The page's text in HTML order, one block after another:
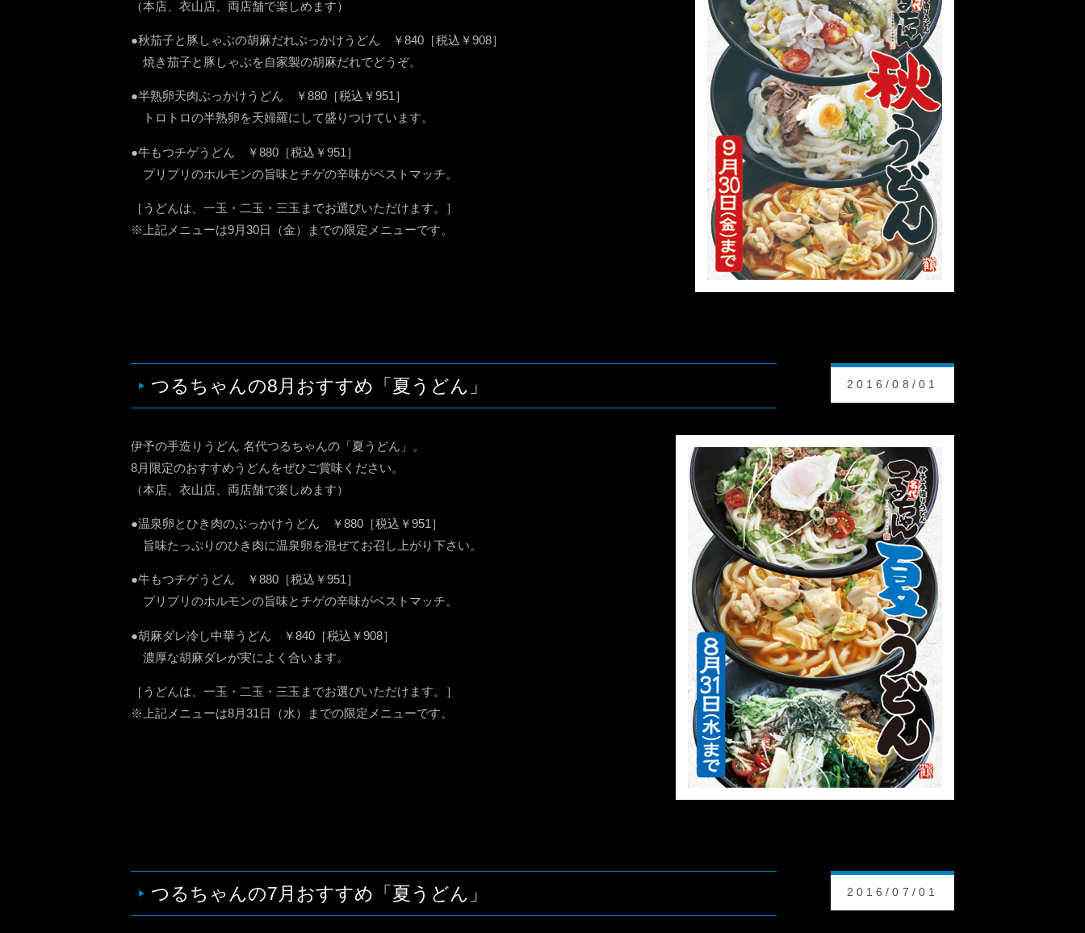
（本店、衣山店、両店舗で楽しめます）
●秋茄子と豚しゃぶの胡麻だれぶっかけうどん ￥840［税込￥908］
焼き茄子と豚しゃぶを自家製の胡麻だれでどうぞ。
●半熟卵天肉ぶっかけうどん ￥880［税込￥951］
トロトロの半熟卵を天婦羅にして盛りつけています。
●牛もつチゲうどん ￥880［税込￥951］
プリプリのホルモンの旨味とチゲの辛味がベストマッチ。
［うどんは、一玉・二玉・三玉までお選びいただけます。］
※上記メニューは9月30日（金）までの限定メニューです。
つるちゃんの8月おすすめ「夏うどん」 2016/08/01
伊予の手造りうどん 名代つるちゃんの「夏うどん」。
8月限定のおすすめうどんをぜひご賞味ください。
（本店、衣山店、両店舗で楽しめます）
●温泉卵とひき肉のぶっかけうどん ￥880［税込￥951］
旨味たっぷりのひき肉に温泉卵を混ぜてお召し上がり下さい。
●牛もつチゲうどん ￥880［税込￥951］
プリプリのホルモンの旨味とチゲの辛味がベストマッチ。
●胡麻ダレ冷し中華うどん ￥840［税込￥908］
濃厚な胡麻ダレが実によく合います。
［うどんは、一玉・二玉・三玉までお選びいただけます。］
※上記メニューは8月31日（水）までの限定メニューです。
つるちゃんの7月おすすめ「夏うどん」 2016/07/01